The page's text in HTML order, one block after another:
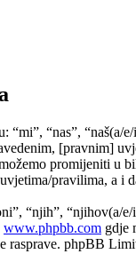
“nas”,
[pravnim]
promijeniti u
pravilima, a i
“njih”, “njihov(a/
www.phpbb.com gdje
phpBB